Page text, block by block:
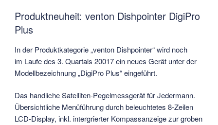
Produktneuheit: venton Dishpointer DigiPro
Plus
In der Produktkategorie „venton Dishpointer“ wird noch
im Laufe des 3. Quartals 20017 ein neues Gerät unter der
Modellbezeichnung „DigiPro Plus“ eingeführt.
Das handliche Satelliten-Pegelmessgerät für Jedermann.
Übersichtliche Menüführung durch beleuchtetes 8-Zeilen
LCD-Display, inkl. intergrierter Kompassanzeige zur groben